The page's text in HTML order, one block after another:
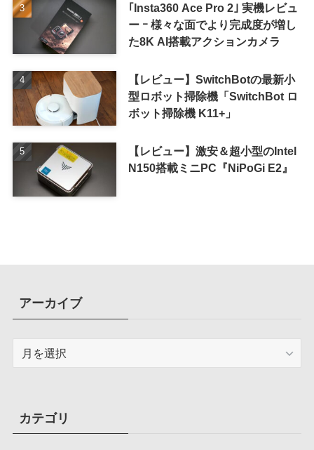
｢Insta360 Ace Pro 2｣ 実機レビュ
ー ｰ 様々な面でより完成度が増し
た8K AI搭載アクションカメラ
【レビュー】SwitchBotの最新小
型ロボット掃除機「SwitchBot ロ
ボット掃除機 K11+」
【レビュー】激安＆超小型のIntel
N150搭載ミニPC『NiPoGi E2』
アーカイブ
ブカテゴリ